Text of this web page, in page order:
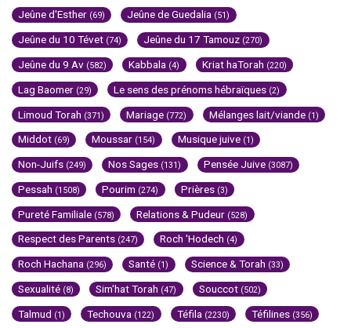
Jeûne d'Esther (69) Jeûne de Guedalia (51)
Jeûne du 10 Tévet (74) Jeûne du 17 Tamouz (270)
Jeûne du 9 Av (582) Kabbala (4) Kriat haTorah (220)
Lag Baomer (29) Le sens des prénoms hébraïques (2)
Limoud Torah (371) Mariage (772) Mélanges lait/viande (1)
Middot (69) Moussar (154) Musique juive (1)
Non-Juifs (249) Nos Sages (131) Pensée Juive (3087)
Pessah (1508) Pourim (274) Prières (3)
Pureté Familiale (578) Relations & Pudeur (528)
Respect des Parents (247) Roch 'Hodech (4)
Roch Hachana (296) Santé (1) Science & Torah (33)
Sexualité (8) Sim'hat Torah (47) Souccot (502)
Talmud (1) Techouva (122) Téfila (2230) Téfilines (356)